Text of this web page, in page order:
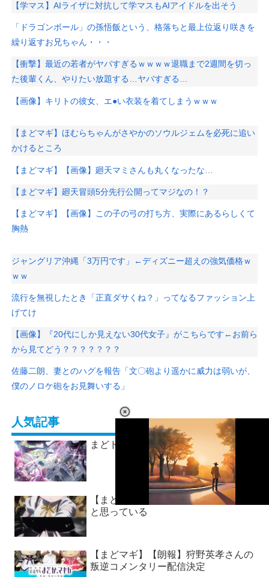
u
t
e
L
o
:
2
【学マス】AIライザに対抗して学マスもAIアイドルを出そう
「ドラゴンボール」の孫悟飯という、格落ちと最上位返り咲きを
繰り返すお兄ちゃん・・・
【衝撃】最近の若者がヤバすぎるｗｗｗｗ退職まで2週間を切っ
た後輩くん、やりたい放題する…ヤバすぎる…
【画像】キリトの彼女、エ●い衣装を着てしまうｗｗｗ
【まどマギ】ほむらちゃんがさやかのソウルジェムを必死に追い
かけるところ
【まどマギ】【画像】廻天マミさんも丸くなったな…
【まどマギ】廻天冒頭5分先行公開ってマジなの！？
【まどマギ】【画像】この子の弓の打ち方、実際にあるらしくて
胸熱
ジャングリア沖縄「3万円です」←ディズニー超えの強気価格ｗ
ｗｗ
流行を無視したとき「正直ダサくね？」ってなるファッション上
げてけ
【画像】『20代にしか見えない30代女子』がこちらです←お前ら
から見てどう？？？？？？？
佐藤二朗、妻とのハグを報告「文〇砲より遥かに威力は弱いが、
僕のノロケ砲をお見舞いする」
人気記事
まどドラ雑談所
【まどマギ】ここ今もベストバウトだ
と思っている
【まどマギ】【朗報】狩野英孝さんの
叛逆コメンタリー配信決定